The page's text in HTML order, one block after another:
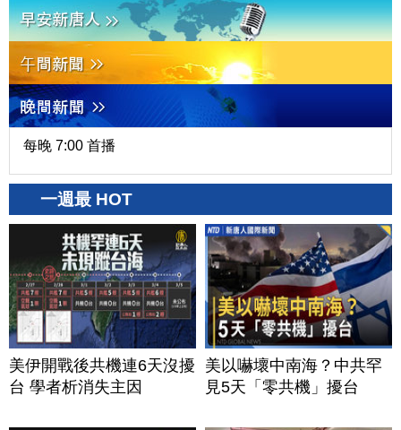
每晚 7:00 首播
一週最 HOT
美伊開戰後共機連6天沒擾
台 學者析消失主因
美以嚇壞中南海？中共罕
見5天「零共機」擾台